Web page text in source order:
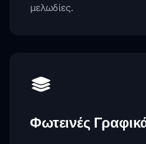
μελωδίες.
Φωτεινές